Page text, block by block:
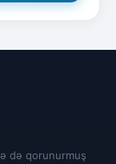
də qorunurmuş